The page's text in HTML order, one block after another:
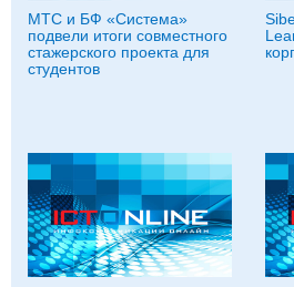
МТС и БФ «Система»
подвели итоги совместного
стажерского проекта для
студентов